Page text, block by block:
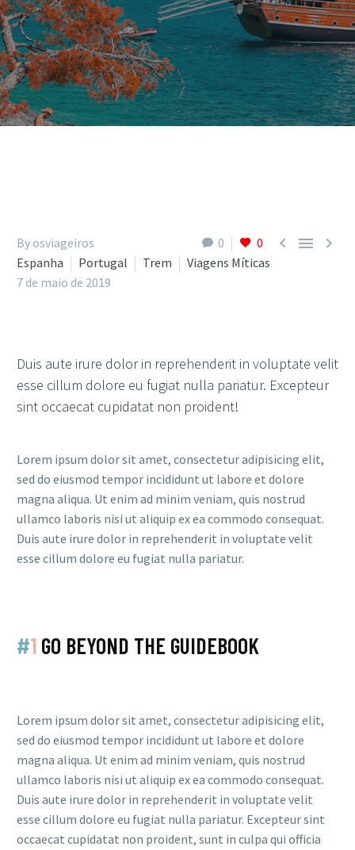
0 0   
By osviageiros
Espanha
Portugal Trem
Viagens Míticas
7 de maio de 2019
Duis aute irure dolor in reprehenderit in voluptate velit
esse cillum dolore eu fugiat nulla pariatur. Excepteur
sint occaecat cupidatat non proident!
Lorem ipsum dolor sit amet, consectetur adipisicing elit,
sed do eiusmod tempor incididunt ut labore et dolore
magna aliqua. Ut enim ad minim veniam, quis nostrud
ullamco laboris nisi ut aliquip ex ea commodo consequat.
Duis aute irure dolor in reprehenderit in voluptate velit
esse cillum dolore eu fugiat nulla pariatur.
#1 GO BEYOND THE GUIDEBOOK
Lorem ipsum dolor sit amet, consectetur adipisicing elit,
sed do eiusmod tempor incididunt ut labore et dolore
magna aliqua. Ut enim ad minim veniam, quis nostrud
ullamco laboris nisi ut aliquip ex ea commodo consequat.
Duis aute irure dolor in reprehenderit in voluptate velit
esse cillum dolore eu fugiat nulla pariatur. Excepteur sint
occaecat cupidatat non proident, sunt in culpa qui officia